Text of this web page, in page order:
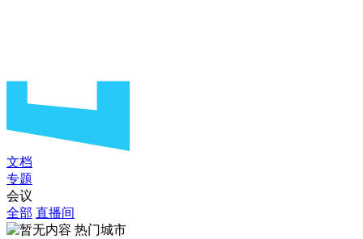
文档
专题
会议
全部 直播间
热门城市